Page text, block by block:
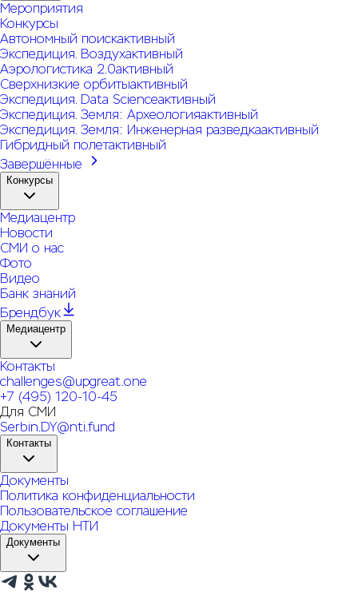
Мероприятия
Конкурсы
Автономный поискактивный
Экспедиция. Воздухактивный
Аэрологистика 2.0активный
Сверхнизкие орбитыактивный
Экспедиция. Data Scienceактивный
Экспедиция. Земля: Археологияактивный
Экспедиция. Земля: Инженерная разведкаактивный
Гибридный полетактивный
Завершённые
Конкурсы
Медиацентр
Новости
СМИ о нас
Фото
Видео
Банк знаний
Брендбук
Медиацентр
Контакты
challenges@upgreat.one
+7 (495) 120-10-45
Для СМИ
Serbin.DY@nti.fund
Контакты
Документы
Политика конфиденциальности
Пользовательское соглашение
Документы НТИ
Документы